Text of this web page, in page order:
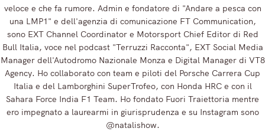
veloce e che fa rumore. Admin e fondatore di "Andare a pesca con
una LMP1" e dell'agenzia di comunicazione FT Communication,
sono EXT Channel Coordinator e Motorsport Chief Editor di Red
Bull Italia, voce nel podcast "Terruzzi Racconta", EXT Social Media
Manager dell'Autodromo Nazionale Monza e Digital Manager di VT8
Agency. Ho collaborato con team e piloti del Porsche Carrera Cup
Italia e del Lamborghini SuperTrofeo, con Honda HRC e con il
Sahara Force India F1 Team. Ho fondato Fuori Traiettoria mentre
ero impegnato a laurearmi in giurisprudenza e su Instagram sono
@natalishow.